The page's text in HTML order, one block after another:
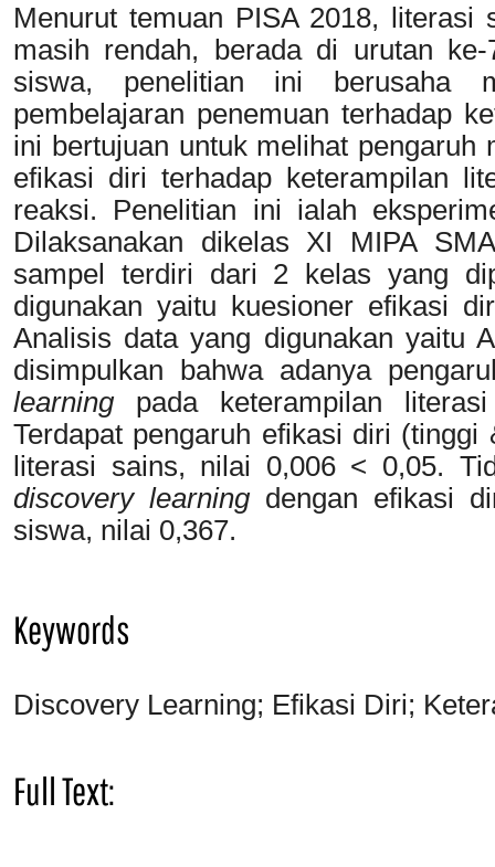
Menurut temuan PISA 2018, literasi
masih rendah, berada di urutan
siswa, penelitian ini berusaha
pembelajaran penemuan terhadap
ini bertujuan untuk melihat pengaruh
efikasi diri terhadap keterampilan
reaksi. Penelitian ini ialah
Dilaksanakan dikelas XI MIPA
sampel terdiri dari 2 kelas yang
digunakan yaitu kuesioner efikasi
Analisis data yang digunakan yaitu
disimpulkan bahwa adanya
learningpada keterampilan
Terdapat pengaruh efikasi diri
literasi sains, nilai 0,006 < 0,05.
discovery learningdengan efikasi
siswa, nilai 0,367.
Keywords
Discovery Learning; Efikasi Diri;
Full Text: